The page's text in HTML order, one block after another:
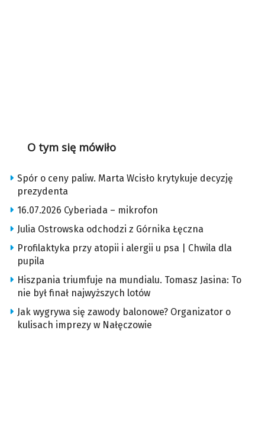
O tym się mówiło
Spór o ceny paliw. Marta Wcisło krytykuje decyzję
prezydenta
16.07.2026 Cyberiada – mikrofon
Julia Ostrowska odchodzi z Górnika Łęczna
Profilaktyka przy atopii i alergii u psa | Chwila dla
pupila
Hiszpania triumfuje na mundialu. Tomasz Jasina: To
nie był finał najwyższych lotów
Jak wygrywa się zawody balonowe? Organizator o
kulisach imprezy w Nałęczowie